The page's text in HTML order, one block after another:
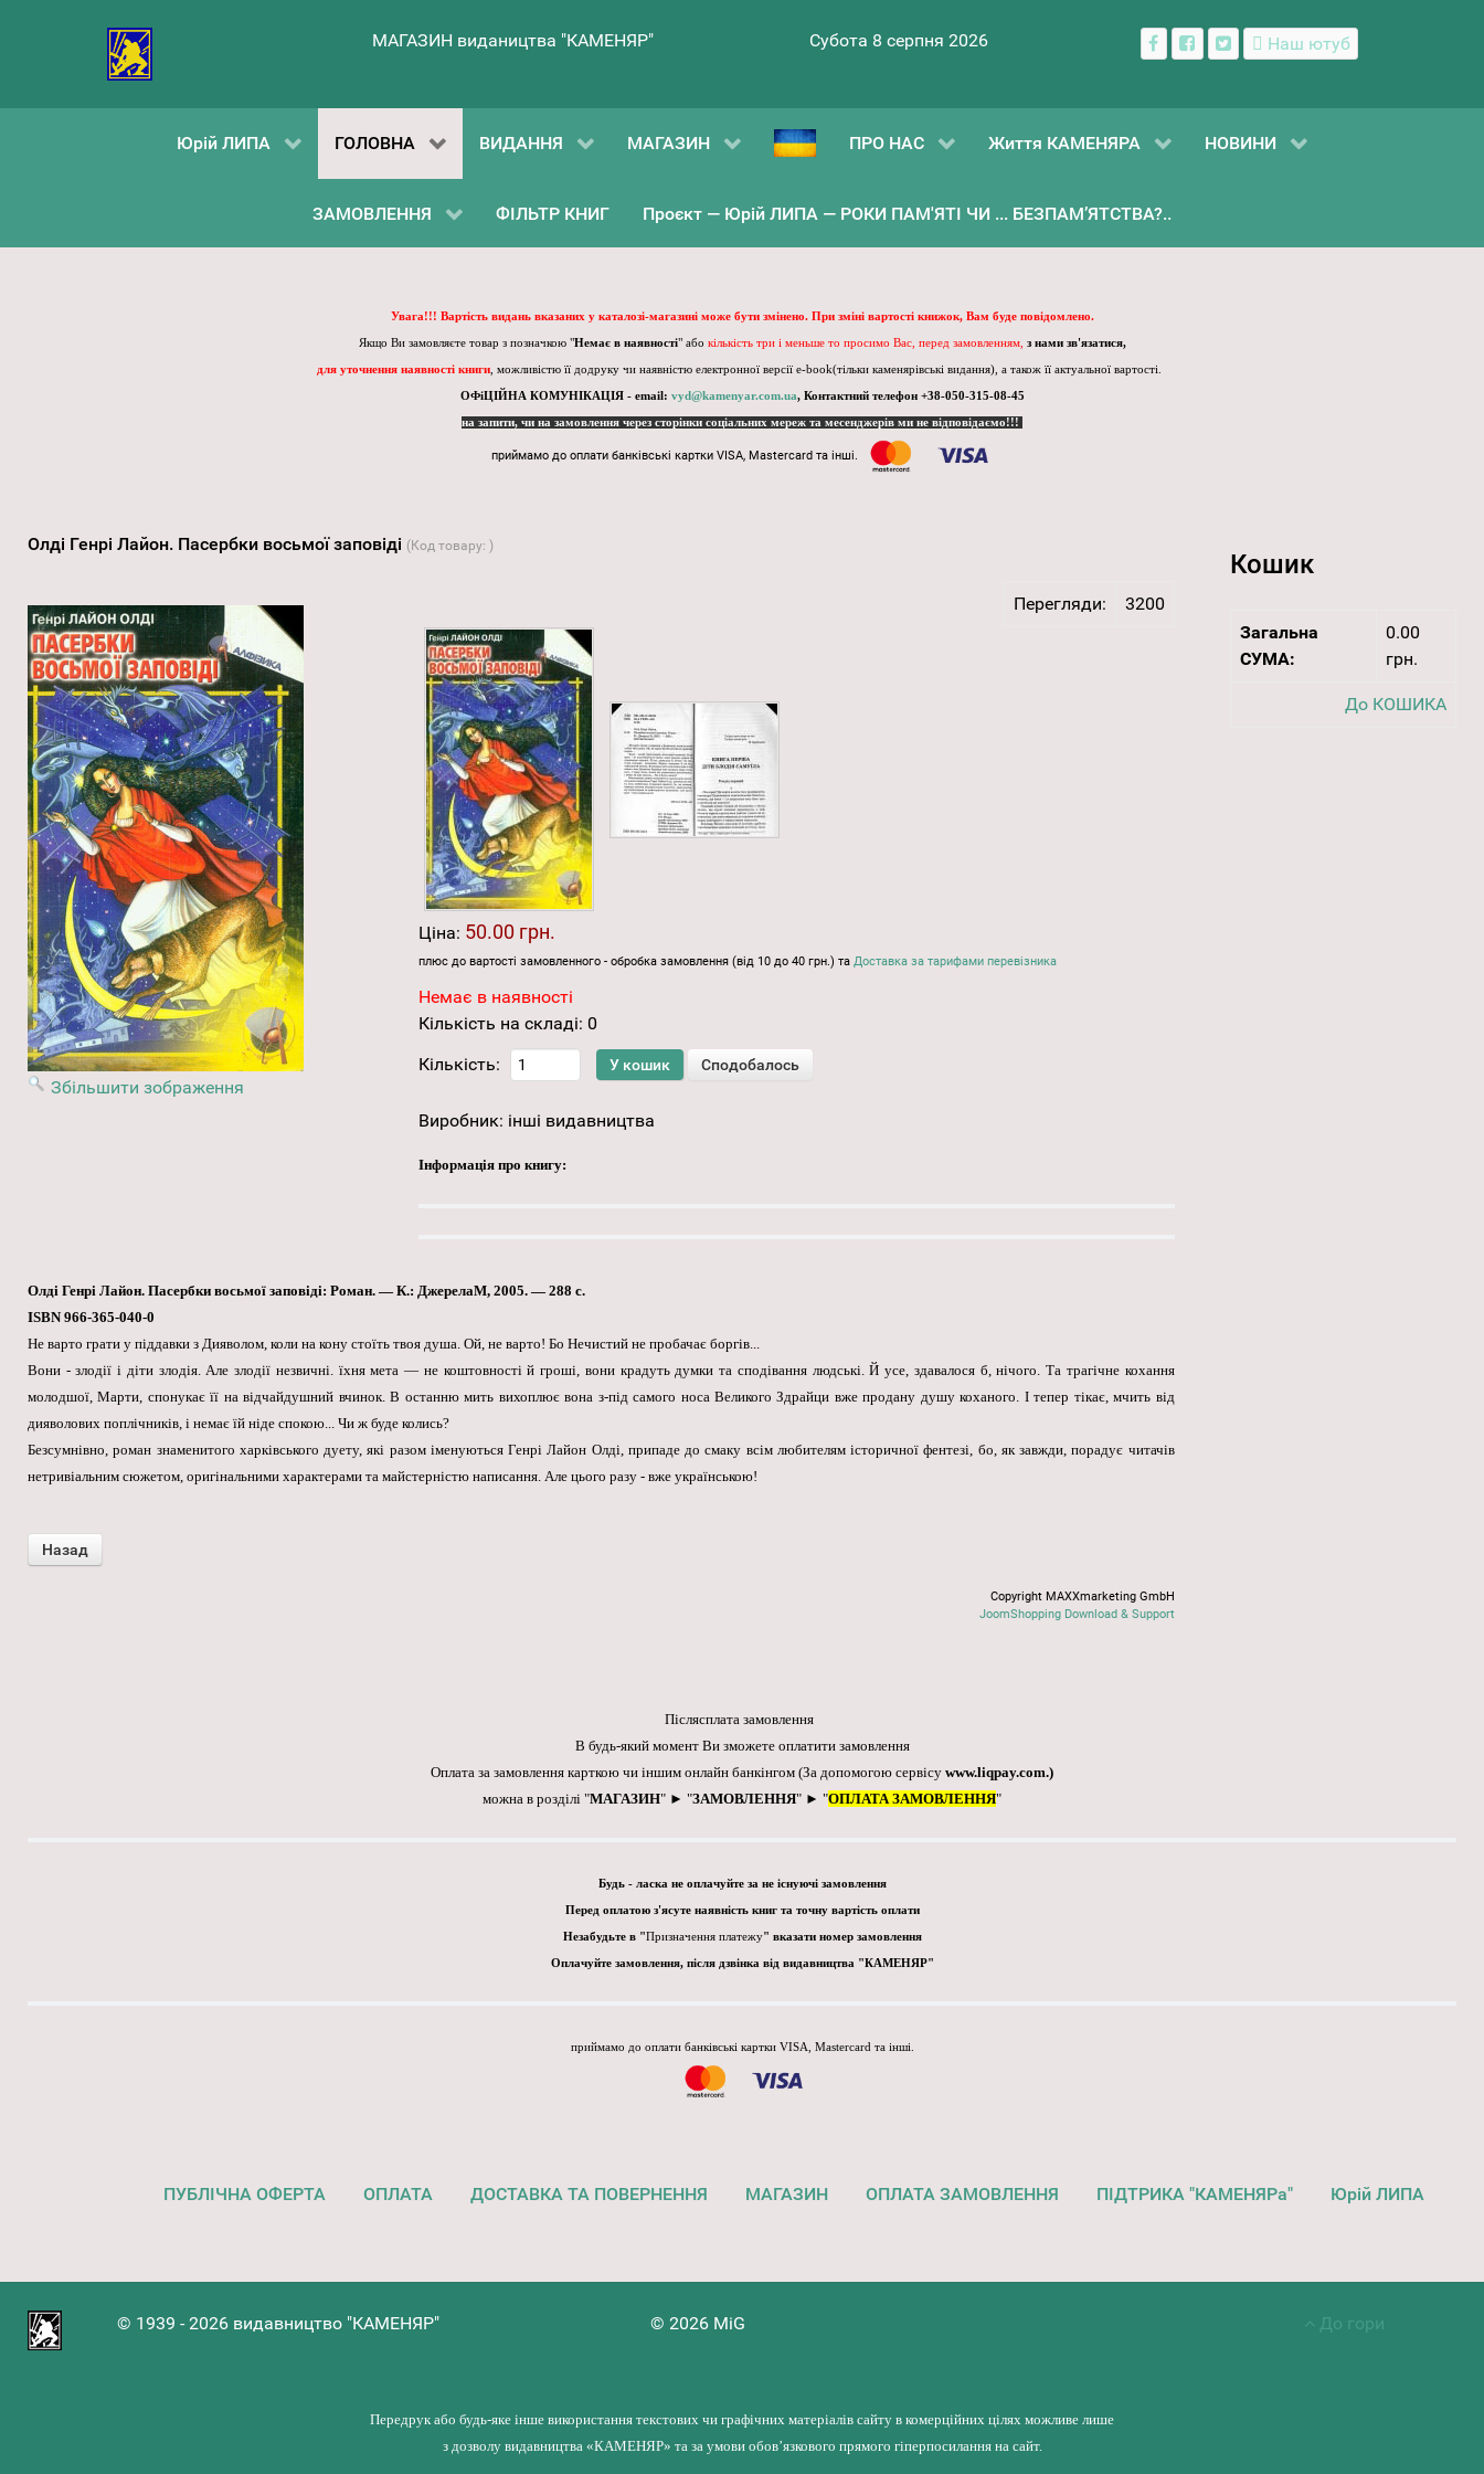
МАГАЗИН видаництва "КАМЕНЯР" Субота 8 серпня 2026 Наш ютуб
Юрій ЛИПА ГОЛОВНА ВИДАННЯ МАГАЗИН ПРО НАС Життя КАМЕНЯРА НОВИНИ
ЗАМОВЛЕННЯ ФІЛЬТР КНИГ Проєкт — Юрій ЛИПА — РОКИ ПАМ'ЯТІ ЧИ ... БЕЗПАМ’ЯТСТВА?..
Увага!!! Вартість видань вказаних у каталозі-магазині може бути змінено. При зміні вартості книжок, Вам буде повідомлено.
Якщо Ви замовляєте товар з позначкою "Немає в наявності" або кількість три і меньше то просимо Вас, перед замовленням, з нами зв'язатися,
для уточнення наявності книги, можливістю її додруку чи наявністю електронної версії e-book(тільки каменярівські видання), а також її актуальної вартості.
ОФіЦІЙНА КОМУНІКАЦІЯ - email: vyd@kamenyar.com.ua, Контактний телефон +38-050-315-08-45
на запити, чи на замовлення через сторінки соціальних мереж та месенджерів ми не відповідаємо!!!
приймамо до оплати банківські картки VISA, Mastercard та інші.
Олді Генрі Лайон. Пасербки восьмої заповіді (Код товару: )
Перегляди: 3200
Збільшити зображення
Ціна: 50.00 грн.
плюс до вартості замовленного - обробка замовлення (від 10 до 40 грн.) та Доставка за тарифами перевізника
Немає в наявності
Кількість на складі: 0
Кількість:
Виробник: інші видавництва
Інформація про книгу:
Олді Генрі Лайон. Пасербки восьмої заповіді: Роман. — К.: ДжерелаМ, 2005. — 288 с.
ISBN 966-365-040-0
Не варто грати у піддавки з Дияволом, коли на кону стоїть твоя душа. Ой, не варто! Бо Нечистий не пробачає боргів...
Вони - злодії і діти злодія. Але злодії незвичні. їхня мета — не коштовності й гроші, вони крадуть думки та сподівання людські. Й усе, здавалося б, нічого. Та трагічне кохання
молодшої, Марти, спонукає її на відчайдушний вчинок. В останню мить вихоплює вона з-під самого носа Великого Здрайци вже продану душу коханого. І тепер тікає, мчить від
дияволових поплічників, і немає їй ніде спокою... Чи ж буде колись?
Безсумнівно, роман знаменитого харківського дуету, які разом іменуються Генрі Лайон Олді, припаде до смаку всім любителям історичної фентезі, бо, як завжди, порадує читачів
нетривіальним сюжетом, оригінальними характерами та майстерністю написання. Але цього разу - вже українською!
Copyright MAXXmarketing GmbH
JoomShopping Download & Support
Кошик
Загальна
СУМА:
0.00
грн.
До КОШИКА
Післясплата замовлення
В будь-який момент Ви зможете оплатити замовлення
Оплата за замовлення карткою чи іншим онлайн банкінгом (За допомогою сервісу www.liqpay.com.)
можна в розділі "МАГАЗИН" ► "ЗАМОВЛЕННЯ" ► "ОПЛАТА ЗАМОВЛЕННЯ"
Будь - ласка не оплачуйте за не існуючі замовлення
Перед оплатою з'ясуте наявність книг та точну вартість оплати
Незабудьте в "Призначення платежу" вказати номер замовлення
Оплачуйте замовлення, після дзвінка від видавництва "КАМЕНЯР"
приймамо до оплати банківські картки VISA, Mastercard та інші.
ПУБЛІЧНА ОФЕРТА ОПЛАТА ДОСТАВКА ТА ПОВЕРНЕННЯ МАГАЗИН ОПЛАТА ЗАМОВЛЕННЯ ПІДТРИКА "КАМЕНЯРа" Юрій ЛИПА
© 1939 - 2026 видавництво "КАМЕНЯР" © 2026 MiG До гори
Передрук або будь-яке інше використання текстових чи графічних матеріалів сайту в комерційних цілях можливе лише
з дозволу видавництва «КАМЕНЯР» та за умови обов’язкового прямого гіперпосилання на сайт.